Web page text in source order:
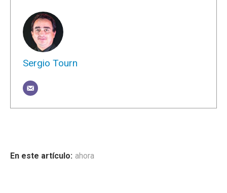
Sergio Tourn
ahora